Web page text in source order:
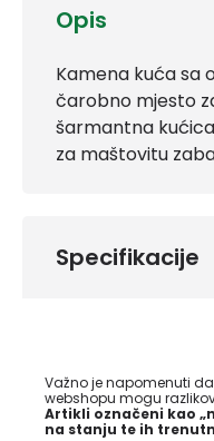
Opis
Kamena kuća sa
čarobno mjesto
šarmantna
za maštovitu
Specifikacije
Važno je napomenuti
webshopu mogu
Artikli označeni kao
na stanju te ih